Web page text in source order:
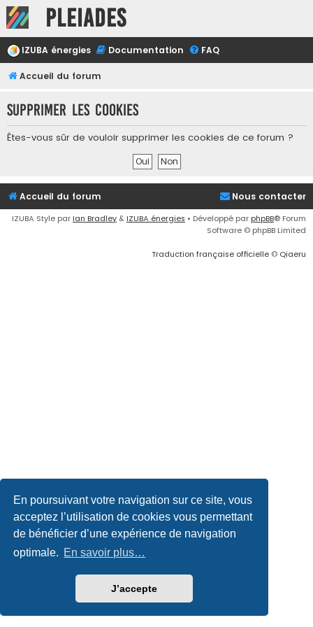
En poursuivant votre navigation sur ce site, vous
acceptez l’utilisation de cookies vous permettant
de bénéficier d’une expérience de navigation
optimale. En savoir plus…
J’accepte
Pleiades
IZUBA énergies Documentation FAQ
Accueil du forum
Supprimer les cookies
Êtes-vous sûr de vouloir supprimer les cookies de ce forum ?
Accueil du forum Nous contacter
IZUBA Style par Ian Bradley & IZUBA énergies • Développé par phpBB® Forum
Software © phpBB Limited
Traduction française officielle © Qiaeru